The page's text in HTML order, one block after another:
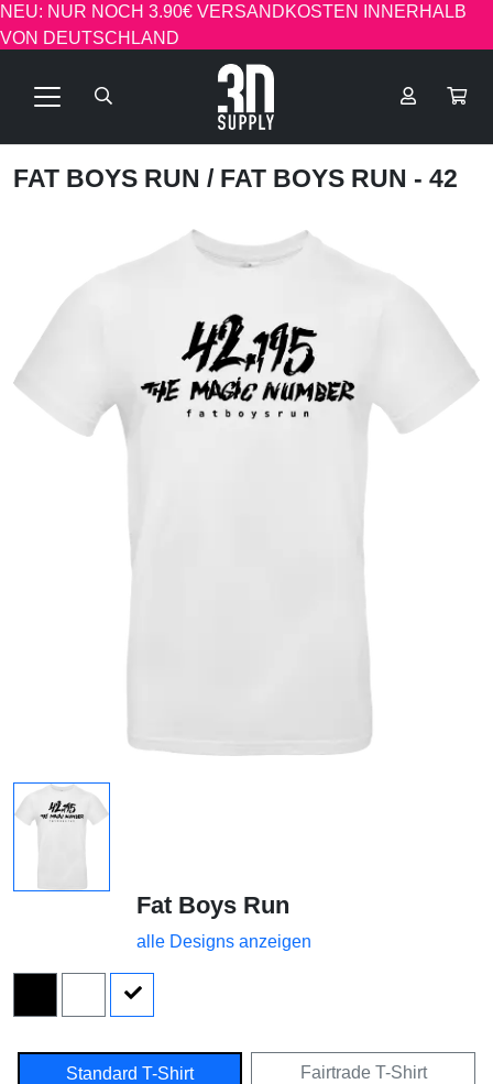
NEU: NUR NOCH 3.90€ VERSANDKOSTEN INNERHALB
VON DEUTSCHLAND
FAT BOYS RUN / FAT BOYS RUN - 42
Fat Boys Run
alle Designs anzeigen
Standard T-Shirt Fairtrade T-Shirt